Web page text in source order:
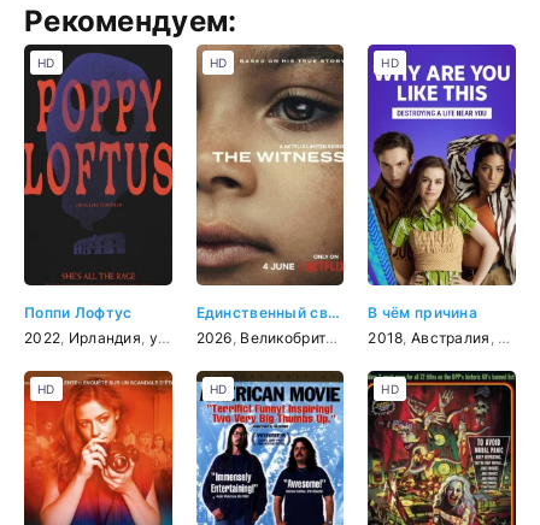
Рекомендуем:
Поппи Лофтус
2022 Ирландия ужасы ,комедия
HD
Единственный свидетель
2026 Великобритания США ,драма,криминал
HD
В чём причина
2018 Австралия
HD
HD HD HD